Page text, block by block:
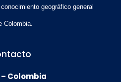
geográfico general
Colombia.
Colombia